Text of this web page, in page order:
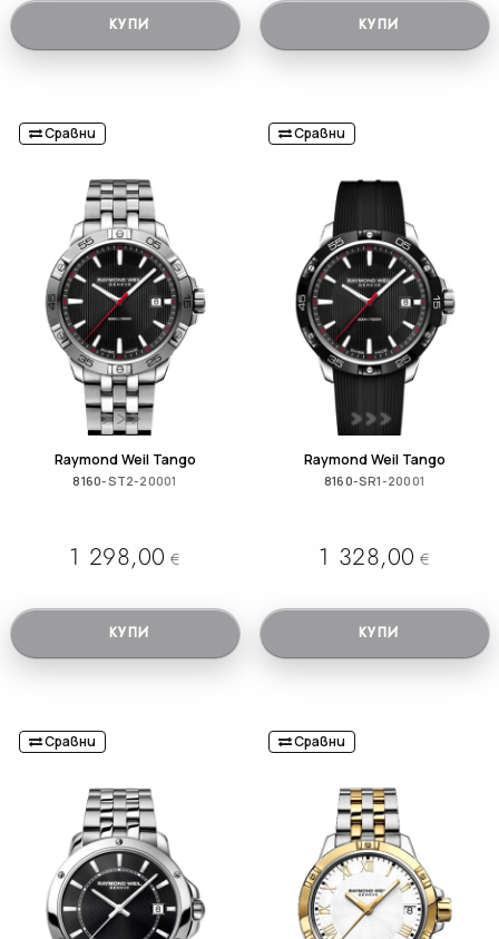
КУПИ КУПИ
Сравни
Raymond Weil Tango
8160-ST2-20001
1 298,00 €
КУПИ
Сравни
Raymond Weil Tango
8160-SR1-20001
1 328,00 €
КУПИ
Сравни Сравни